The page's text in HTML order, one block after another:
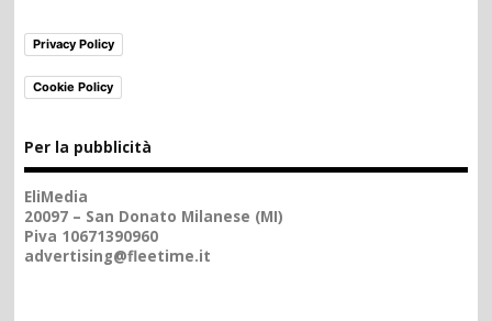
Privacy Policy
Cookie Policy
Per la pubblicità
EliMedia
20097 – San Donato Milanese (MI)
Piva 10671390960
advertising@fleetime.it